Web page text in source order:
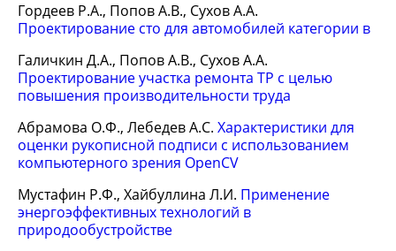
Гордеев Р.А., Попов А.В., Сухов А.А.
Проектирование сто для автомобилей категории в
Галичкин Д.А., Попов А.В., Сухов А.А.
Проектирование участка ремонта ТР с целью
повышения производительности труда
Абрамова О.Ф., Лебедев А.С. Характеристики для
оценки рукописной подписи с использованием
компьютерного зрения OpenCV
Мустафин Р.Ф., Хайбуллина Л.И. Применение
энергоэффективных технологий в
природообустройстве